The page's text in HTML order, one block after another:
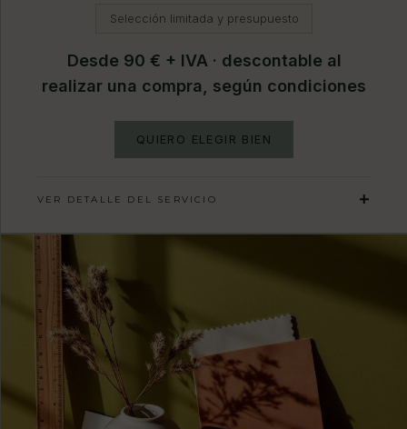
Selección limitada y presupuesto
Desde 90 € + IVA · descontable al
realizar una compra, según condiciones
QUIERO ELEGIR BIEN
VER DETALLE DEL SERVICIO